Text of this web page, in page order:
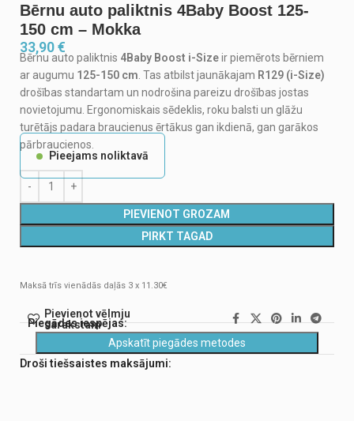
Bērnu auto paliktnis 4Baby Boost 125-
150 cm – Mokka
33,90€
Bērnu auto paliktnis 4Baby Boost i-Sizeir piemērots bērniem
ar augumu 125-150 cm . Tas atbilst jaunākajam R129 (i-Size)
drošības standartam un nodrošina pareizu drošības jostas
novietojumu. Ergonomiskais sēdeklis, roku balsti un glāžu
turētājs padara braucienus ērtākus gan ikdienā, gan garākos
pārbraucienos.
Pieejams noliktavā
PIEVIENOT GROZAM
PIRKT TAGAD
Maksā trīs vienādās daļās 3 x 11.30€
Pievienot vēlmju
sarakstam
Piegādes iespējas:
Apskatīt piegādes metodes
Droši tiešsaistes maksājumi: